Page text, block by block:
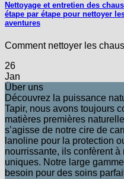
Nettoyage et entretien des
étape par étape pour nettoyer
aventures
Comment nettoyer les
26
Jan
Über uns
Découvrez la puissance
Tapir, nous avons toujours
matières premières
s’agisse de notre cire de
lanoline pour la protection
nourrissante, ils confèrent
uniques. Notre large
besoin pour des soins